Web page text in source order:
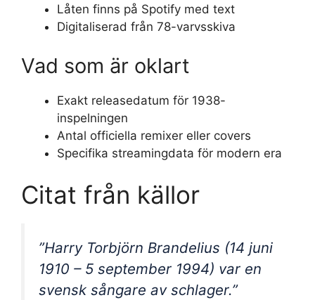
Låten finns på Spotify med text
Digitaliserad från 78-varvsskiva
Vad som är oklart
Exakt releasedatum för 1938-
inspelningen
Antal officiella remixer eller covers
Specifika streamingdata för modern era
Citat från källor
”Harry Torbjörn Brandelius (14 juni
1910 – 5 september 1994) var en
svensk sångare av schlager.”